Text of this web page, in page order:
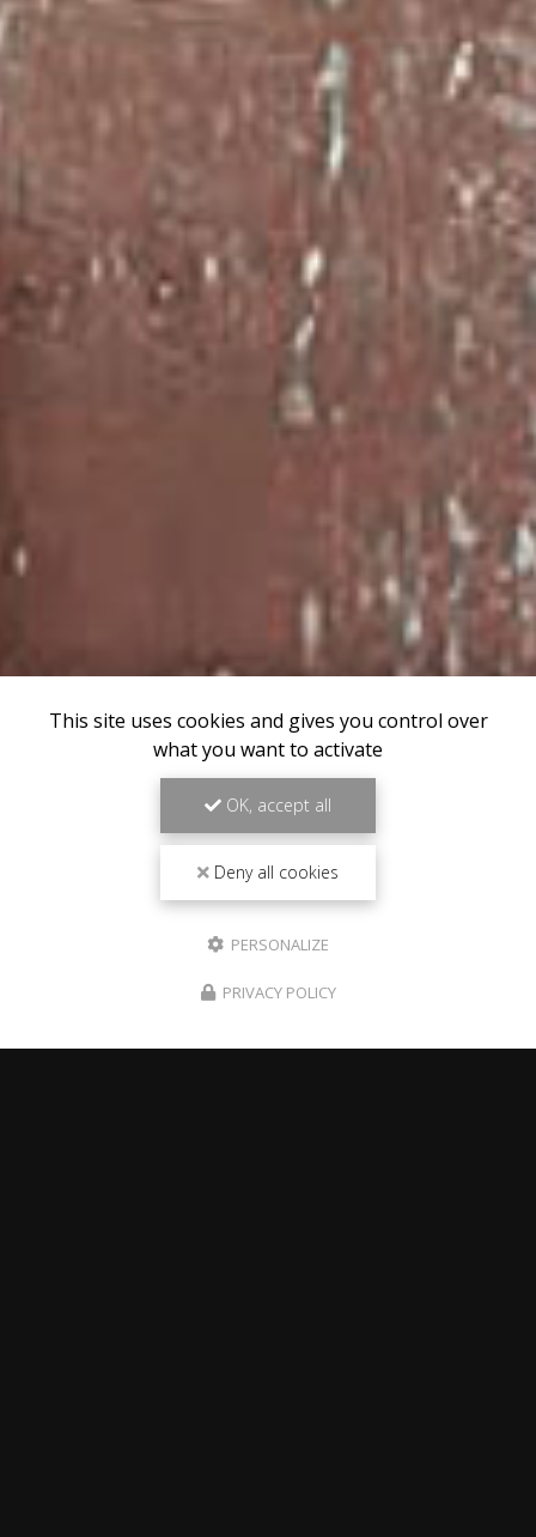
This site uses cookies and gives you control over
what you want to activate
OK, accept all
Deny all cookies
PERSONALIZE
PRIVACY POLICY